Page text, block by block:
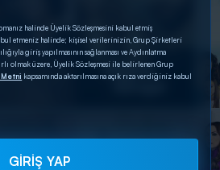
halinde Üyelik Sözleşmesini kabul etmiş
etmeniz halinde; kişisel verilerinizin, Grup Şirketleri
giriş yapılmasının sağlanması ve Aydınlatma
olmak üzere, Üyelik Sözleşmesi ile belirlenen Grup
Metni kapsamında aktarılmasına açık rıza verdiğiniz kabul
GİRİŞ YAP